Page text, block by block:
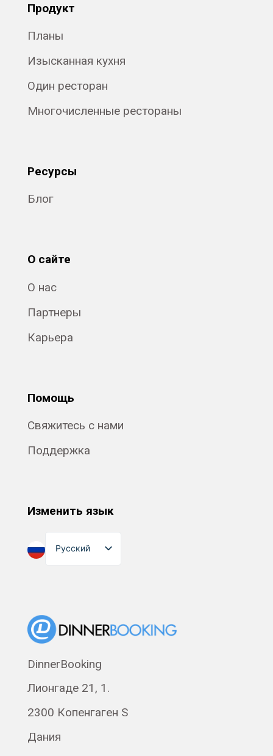
Продукт
Планы
Изысканная кухня
Один ресторан
Многочисленные рестораны
Ресурсы
Блог
О сайте
О нас
Партнеры
Карьера
Помощь
Свяжитесь с нами
Поддержка
Изменить язык
Русский
English
Norsk bokmål
Polski
Svenska
Français
DinnerBooking
Лионгаде 21, 1.
2300 Копенгаген S
Дания